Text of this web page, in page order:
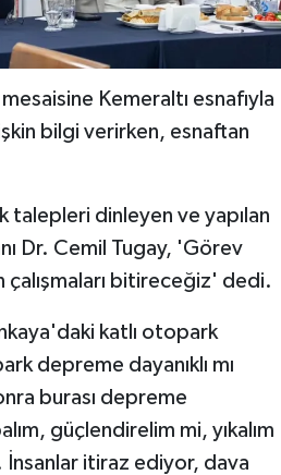
Kemeraltı esnafıyla
bilgi verirken, esnaftan
talepleri dinleyen ve yapılan
Dr. Cemil Tugay, 'Görev
çalışmaları bitireceğiz' dedi.
katlı otopark
depreme dayanıklı mı
burası depreme
güçlendirelim mi, yıkalım
İnsanlar itiraz ediyor, dava